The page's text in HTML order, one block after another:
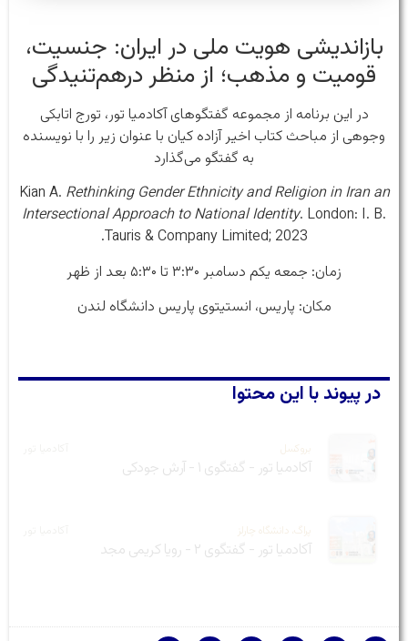
بازاندیشی هویت ملی در ایران: جنسیت،
قومیت و مذهب؛ از منظر درهم‌تنیدگی
در این برنامه از مجموعه گفتگوهای آکادمیا تور، تورج اتابکی
وجوهی از مباحث کتاب اخیر آزاده کیان با عنوان زیر را با نویسنده
به گفتگو می‌گذارد
Kian A. Rethinking Gender Ethnicity and Religion in Iran an
Intersectional Approach to National Identity. London: I. B.
Tauris & Company Limited; 2023.
زمان: جمعه یکم دسامبر ۳:۳۰ تا ۵:۳۰ بعد از ظهر
مکان: پاریس، انستیتوی پاریس دانشگاه لندن
در پیوند با این محتوا
بروکسل
آکادمیا تور - گفتگوی ۱ - آرش جودکی
پراگ، دانشگاه چارلز
آکادمیا تور - گفتگوی ۲ - رویا کریمی مجد